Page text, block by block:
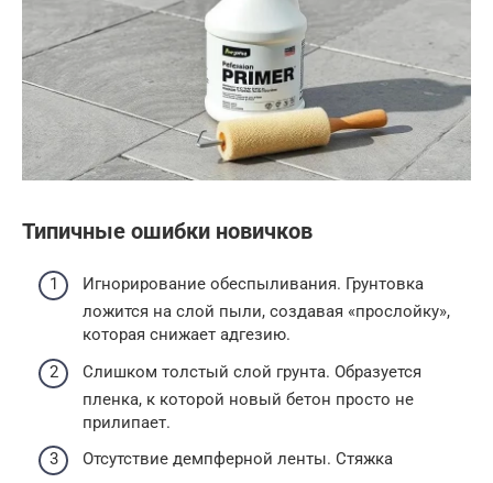
Типичные ошибки новичков
Игнорирование обеспыливания. Грунтовка
ложится на слой пыли, создавая «прослойку»,
которая снижает адгезию.
Слишком толстый слой грунта. Образуется
пленка, к которой новый бетон просто не
прилипает.
Отсутствие демпферной ленты. Стяжка